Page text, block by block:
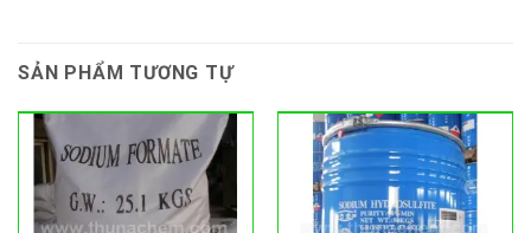
SẢN PHẨM TƯƠNG TỰ